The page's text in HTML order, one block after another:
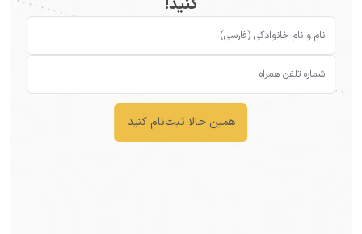
کنید!
همین حالا ثبت‌نام کنید